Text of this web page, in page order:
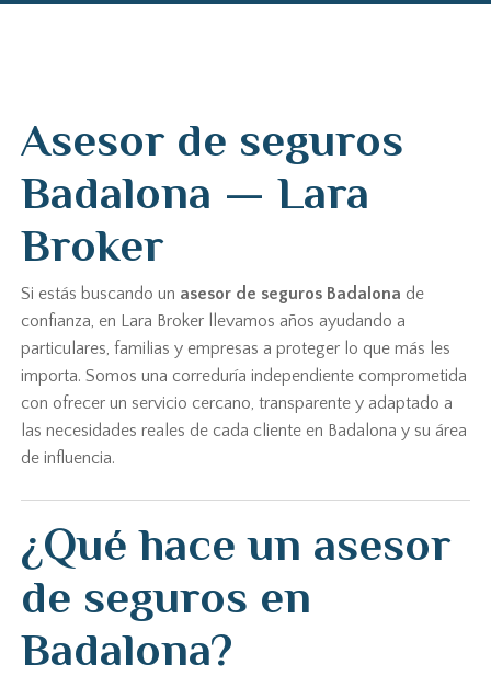
Asesor de seguros
Badalona — Lara
Broker
Si estás buscando un asesor de seguros Badalona de
confianza, en Lara Broker llevamos años ayudando a
particulares, familias y empresas a proteger lo que más les
importa. Somos una correduría independiente comprometida
con ofrecer un servicio cercano, transparente y adaptado a
las necesidades reales de cada cliente en Badalona y su área
de influencia.
¿Qué hace un asesor
de seguros en
Badalona?